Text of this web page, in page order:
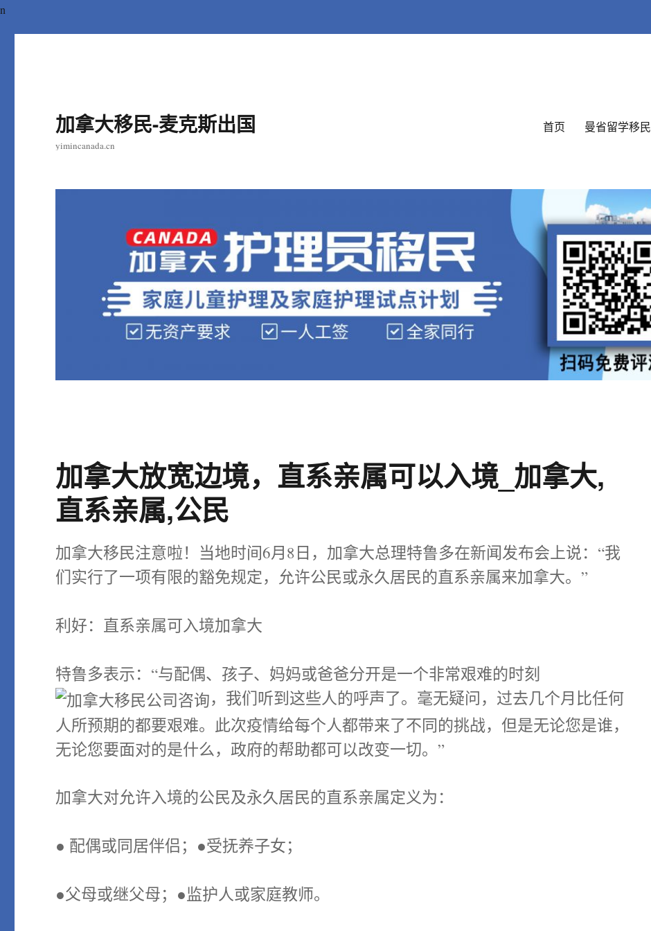
n
加拿大移民-麦克斯出国
yimincanada.cn
首页 曼省留学移民
加拿大放宽边境，直系亲属可以入境_加拿大,
直系亲属,公民
加拿大移民注意啦！当地时间6月8日，加拿大总理特鲁多在新闻发布会上说：“我
们实行了一项有限的豁免规定，允许公民或永久居民的直系亲属来加拿大。”
利好：直系亲属可入境加拿大
特鲁多表示：“与配偶、孩子、妈妈或爸爸分开是一个非常艰难的时刻
，我们听到这些人的呼声了。毫无疑问，过去几个月比任何
人所预期的都要艰难。此次疫情给每个人都带来了不同的挑战，但是无论您是谁，
无论您要面对的是什么，政府的帮助都可以改变一切。”
加拿大对允许入境的公民及永久居民的直系亲属定义为：
● 配偶或同居伴侣；●受抚养子女；
●父母或继父母；●监护人或家庭教师。